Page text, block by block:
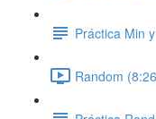
Práctica Min
Random